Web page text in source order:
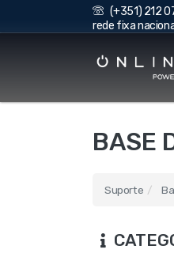
(+351) 212
rede fixa
BASE
Suporte